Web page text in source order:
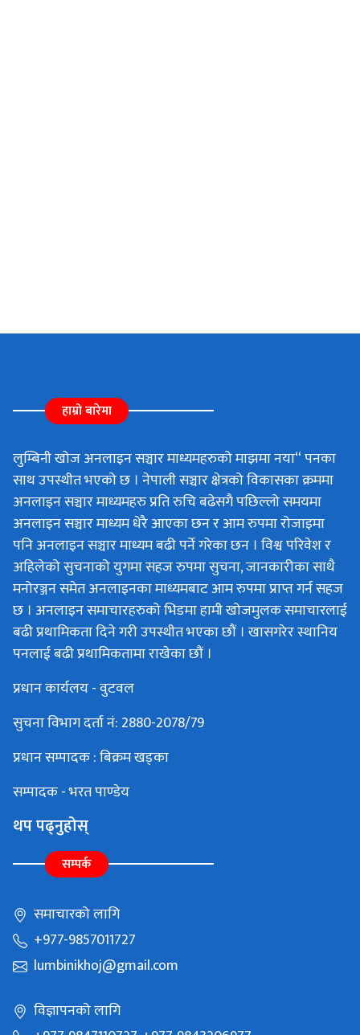
हाम्रो बारेमा
लुम्बिनी खोज अनलाइन सञ्चार माध्यमहरुको माझमा नया“ पनका
साथ उपस्थीत भएको छ । नेपाली सञ्चार क्षेत्रको विकासका क्रममा
अनलाइन सञ्चार माध्यमहरु प्रति रुचि बढेसगै पछिल्लो समयमा
अनलाइन सञ्चार माध्यम धेरै आएका छन र आम रुपमा रोजाइमा
पनि अनलाइन सञ्चार माध्यम बढी पर्ने गरेका छन । विश्व परिवेश र
अहिलेको सुचनाको युगमा सहज रुपमा सुचना, जानकारीका साथै
मनोरञ्जन समेत अनलाइनका माध्यमबाट आम रुपमा प्राप्त गर्न सहज
छ । अनलाइन समाचारहरुको भिडमा हामी खोजमुलक समाचारलाई
बढी प्रथामिकता दिने गरी उपस्थीत भएका छौं । खासगरेर स्थानिय
पनलाई बढी प्रथामिकतामा राखेका छौं ।
प्रधान कार्यलय - वुटवल
सुचना विभाग दर्ता नं: 2880-2078/79
प्रधान सम्पादक : बिक्रम खड्का
सम्पादक - भरत पाण्डेय
थप पढ्नुहोस्
सम्पर्क
समाचारको लागि
+977-9857011727
lumbinikhoj@gmail.com
विज्ञापनको लागि